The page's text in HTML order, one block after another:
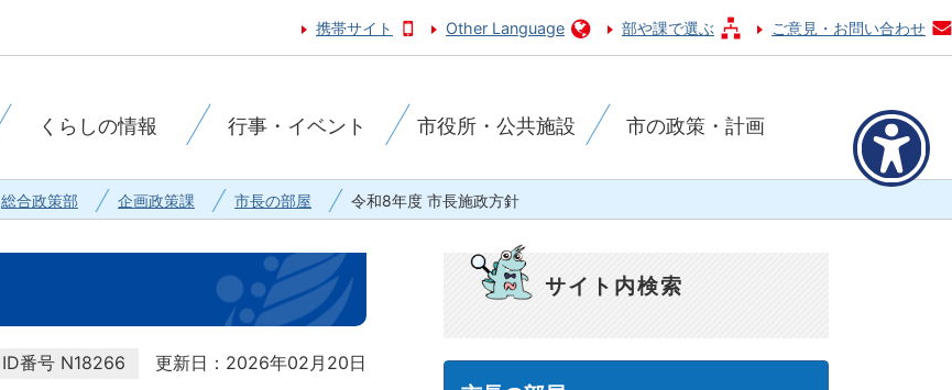
携帯サイト Other Language 部や課で選ぶ ご意見・お問い合わせ
くらしの情報 行事・イベント 市役所・公共施設 市の政策・計画
総合政策部 企画政策課 市長の部屋 令和8年度 市長施政方針
ID番号 N18266 更新日：2026年02月20日
サイト内検索